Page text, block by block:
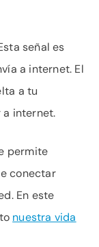
señal es
a internet. El
a tu
internet.
permite
conectar
En este
nuestra vida